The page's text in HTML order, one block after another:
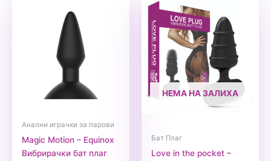
Анални играчки за парови
Magic Motion – Equinox
Вибрирачки бат плаг
НЕМА НА ЗАЛИХА
Бат Плаг
Love in the pocket –